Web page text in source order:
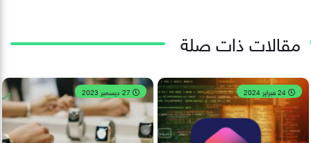
مقالات ذات صلة